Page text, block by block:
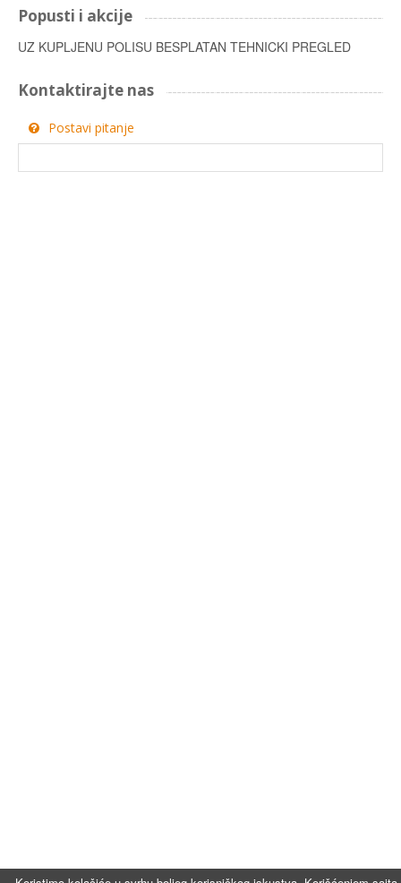
Popusti i akcije
UZ KUPLJENU POLISU BESPLATAN TEHNICKI PREGLED
Kontaktirajte nas
Postavi pitanje